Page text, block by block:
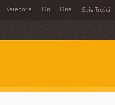
Kategorie On Ona Spis Treści